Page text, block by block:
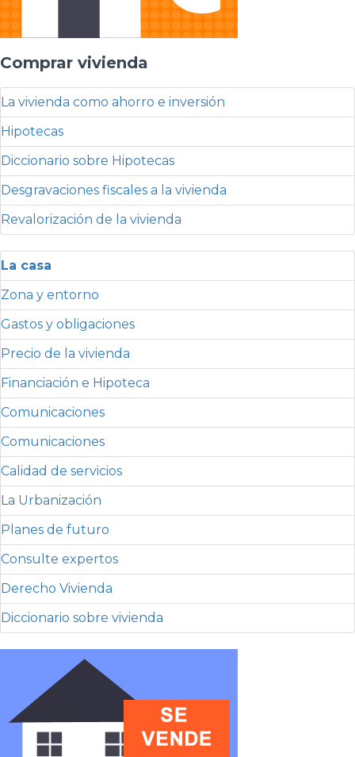
Comprar vivienda
La vivienda como ahorro e inversión
Hipotecas
Diccionario sobre Hipotecas
Desgravaciones fiscales a la vivienda
Revalorización de la vivienda
La casa
Zona y entorno
Gastos y obligaciones
Precio de la vivienda
Financiación e Hipoteca
Comunicaciones
Comunicaciones
Calidad de servicios
La Urbanización
Planes de futuro
Consulte expertos
Derecho Vivienda
Diccionario sobre vivienda